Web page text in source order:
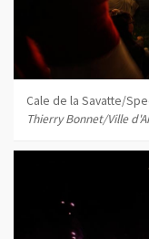
Cale de la Savatte/
Thierry Bonnet/Ville